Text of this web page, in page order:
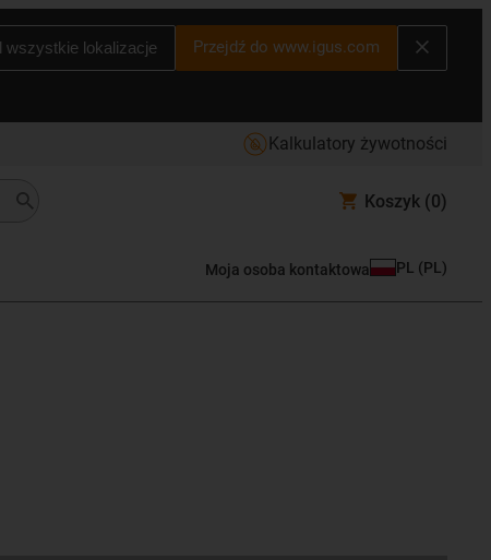
wszystkie lokalizacje Przejdź do www.igus.com
Kalkulatory żywotności
Koszyk (0)
Moja osoba kontaktowa PL (PL )